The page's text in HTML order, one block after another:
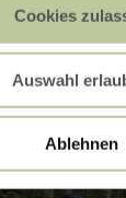
Cookies
Auswahl
Ablehnen